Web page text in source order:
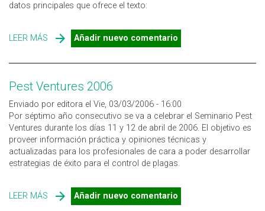
datos principales que ofrece el texto:
LEER MÁS SOBRE CASOS DE INTOXICACIÓN POR PLAGUICIDAS EN
Añadir nuevo comentario
Pest Ventures 2006
Enviado por editora el Vie, 03/03/2006 - 16:00
Por séptimo año consecutivo se va a celebrar el Seminario Pest
Ventures durante los días 11 y 12 de abril de 2006. El objetivo es
proveer información práctica y opiniones técnicas y
actualizadas para los profesionales de cara a poder desarrollar
estrategias de éxito para el control de plagas.
LEER MÁS SOBRE PEST VENTURES 2006
Añadir nuevo comentario